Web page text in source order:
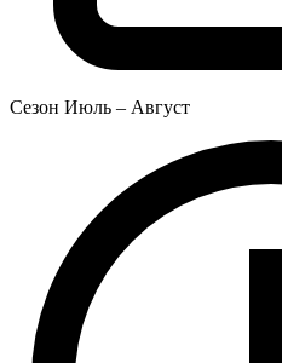
Сезон Июль – Август